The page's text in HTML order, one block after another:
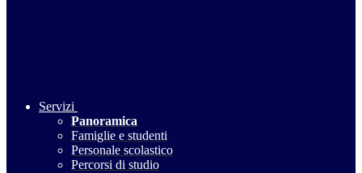
Servizi
Panoramica
Famiglie e studenti
Personale scolastico
Percorsi di studio